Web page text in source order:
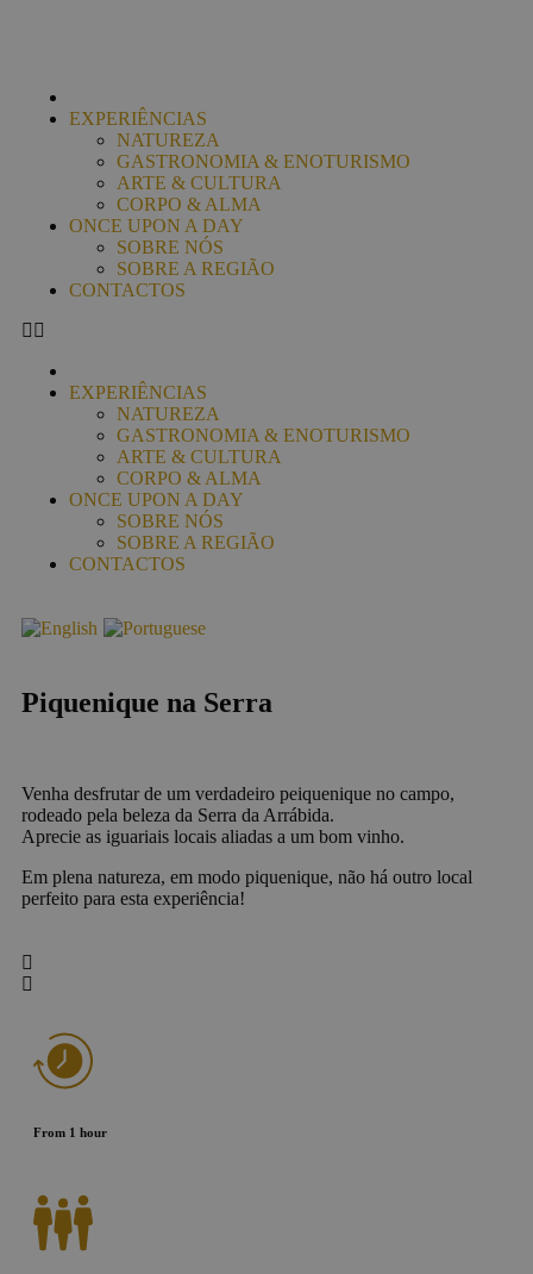
EXPERIÊNCIAS
NATUREZA
GASTRONOMIA & ENOTURISMO
ARTE & CULTURA
CORPO & ALMA
ONCE UPON A DAY
SOBRE NÓS
SOBRE A REGIÃO
CONTACTOS
EXPERIÊNCIAS
NATUREZA
GASTRONOMIA & ENOTURISMO
ARTE & CULTURA
CORPO & ALMA
ONCE UPON A DAY
SOBRE NÓS
SOBRE A REGIÃO
CONTACTOS
Piquenique na Serra
Venha desfrutar de um verdadeiro peiquenique no campo,
rodeado pela beleza da Serra da Arrábida.
Aprecie as iguariais locais aliadas a um bom vinho.
Em plena natureza, em modo piquenique, não há outro local
perfeito para esta experiência!
From 1 hour